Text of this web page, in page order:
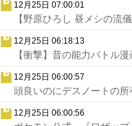
12月25日 07:00:01
【野原ひろし 昼メシの流
12月25日 06:18:13
【衝撃】昔の能力バトル
12月25日 06:00:57
頭良いのにデスノートの所
12月25日 06:00:56